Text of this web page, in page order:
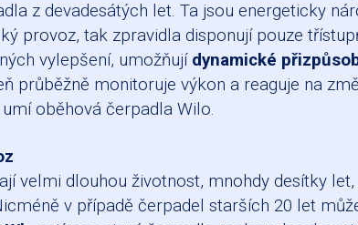
z devadesátých let. Ta jsou energeticky
provoz, tak zpravidla disponují pouze
vylepšení, umožňují dynamické
průběžně monitoruje výkon a reaguje na
oběhová čerpadla Wilo.
velmi dlouhou životnost, mnohdy desítky
v případě čerpadel starších 20 let